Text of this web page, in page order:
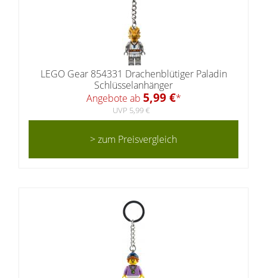
LEGO Gear 854331 Drachenblütiger Paladin
Schlüsselanhänger
Angebote ab 5,99 €*
UVP 5,99 €
> zum Preisvergleich